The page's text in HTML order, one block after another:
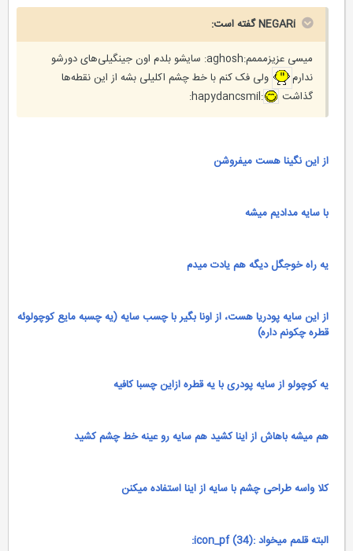
NEGARi گفته است:
میسی عزیزمممم:aghosh: سایشو بلدم اون جینگیلی‌های دورشو
ندارم
ولی‌ فک کنم با خط چشم اکلیلی بشه از این نقطه‌ها
گذاشت
:hapydancsmil:
از این نگینا هست میفروشن
با سایه مدادیم میشه
یه راه خوجگل دیگه هم یادت میدم
از این سایه پودریا هست، از اونا بگیر با چسب سایه (یه چسبه مایع کوچولوئه
قطره چکونم داره)
یه کوچولو از سایه پودری با یه قطره ازاین چسبا کافیه
هم میشه باهاش از اینا کشید هم سایه رو عینه خط چشم کشید
کلا واسه طراحی چشم با سایه از اینا استفاده میکنن
البته قلمم میخواد :icon_pf (34):